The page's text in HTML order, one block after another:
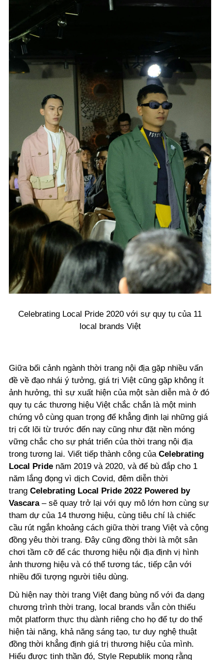
Celebrating Local Pride 2020 với sự quy tụ của 11
local brands Việt
Giữa bối cảnh ngành thời trang nội địa gặp nhiều vấn
đề về đạo nhái ý tưởng, giá trị Việt cũng gặp không ít
ảnh hưởng, thì sự xuất hiện của một sàn diễn mà ở đó
quy tụ các thương hiệu Việt chắc chắn là một minh
chứng vô cùng quan trọng để khẳng định lại những giá
trị cốt lõi từ trước đến nay cũng như đặt nền móng
vững chắc cho sự phát triển của thời trang nội địa
trong tương lai. Viết tiếp thành công của Celebrating
Local Pride năm 2019 và 2020, và để bù đắp cho 1
năm lắng đọng vì dịch Covid, đêm diễn thời
trang Celebrating Local Pride 2022 Powered by
Vascara– sẽ quay trở lại với quy mô lớn hơn cùng sự
tham dự của 14 thương hiệu, cùng tiêu chí là chiếc
cầu rút ngắn khoảng cách giữa thời trang Việt và cộng
đồng yêu thời trang. Đây cũng đồng thời là một sân
chơi tầm cỡ để các thương hiệu nội địa định vị hình
ảnh thương hiệu và có thể tương tác, tiếp cận với
nhiều đối tượng người tiêu dùng.
Dù hiện nay thời trang Việt đang bùng nổ với đa dạng
chương trình thời trang, local brands vẫn còn thiếu
một platform thực thụ dành riêng cho họ để tự do thể
hiện tài năng, khả năng sáng tạo, tư duy nghệ thuật
đồng thời khẳng định giá trị thương hiệu của mình.
Hiểu được tinh thần đó, Style Republik mong rằng